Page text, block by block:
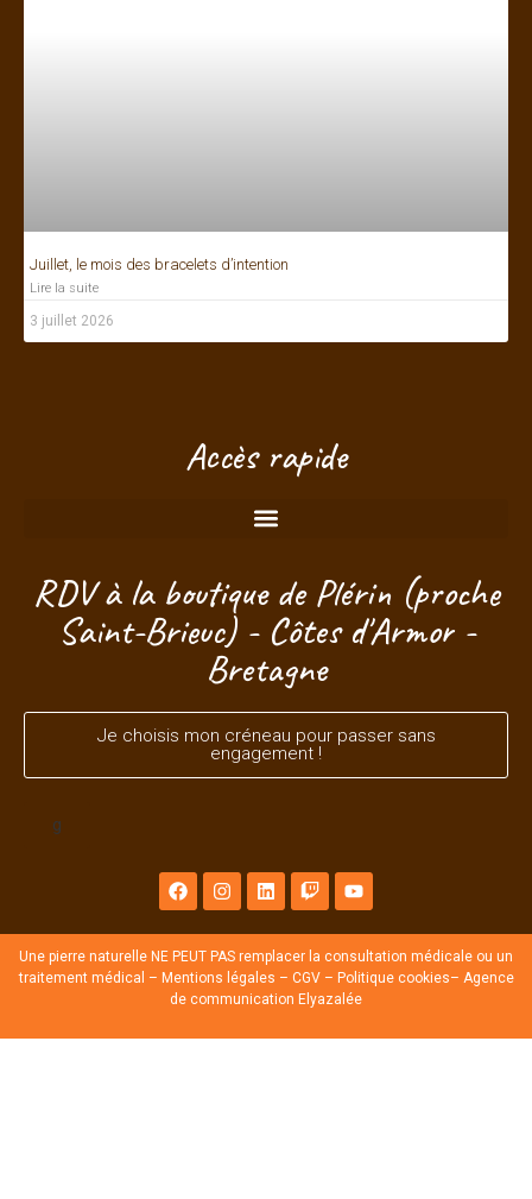
Juillet, le mois des bracelets d’intention
Lire la suite
3 juillet 2026
Accès rapide
RDV à la boutique de Plérin (proche
Saint-Brieuc) - Côtes d'Armor -
Bretagne
Je choisis mon créneau pour passer sans
engagement !
g
Une pierre naturelle NE PEUT PAS remplacer la consultation médicale ou un
traitement médical – Mentions légales – CGV– Politique cookies– Agence
de communication Elyazalée